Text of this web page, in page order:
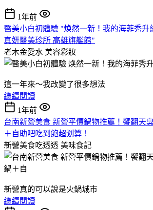
1年前
醫美小白初體驗 "焕然一新！我的海菲秀升
真妍醫美珍所 高雄旗艦館"
老木金愛水 美容彩妝
這一年來～我改變了很多想法
繼續閱讀
1年前
台南新營美食 新營平價鍋物推薦！饗翻天
＋自助吧吃到飽超划算！
新營美食吃透透 美味食記
新營真的可以說是火鍋城市
繼續閱讀